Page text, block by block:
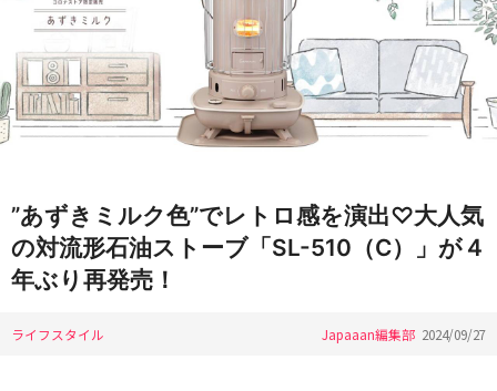
”あずきミルク色”でレトロ感を演出♡大人気
の対流形石油ストーブ「SL-510（C）」が４
年ぶり再発売！
ライフスタイル Japaaan編集部 2024/09/27